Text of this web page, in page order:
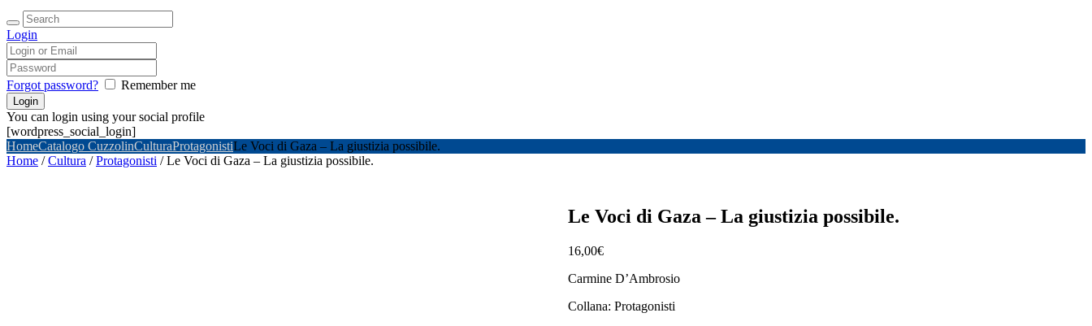
Login
Forgot password? Remember me
You can login using your social profile
[wordpress_social_login]
HomeCatalogo CuzzolinCulturaProtagonistiLe Voci di Gaza – La giustizia possibile.
Home /Cultura /Protagonisti / Le Voci di Gaza – La giustizia possibile.
Le Voci di Gaza – La giustizia possibile.
16,00€
Carmine D’Ambrosio
Collana: Protagonisti